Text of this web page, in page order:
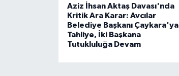
Aziz İhsan Aktaş Davası'nda
Kritik Ara Karar: Avcılar
Belediye Başkanı Çaykara'ya
Tahliye, İki Başkana
Tutukluluğa Devam